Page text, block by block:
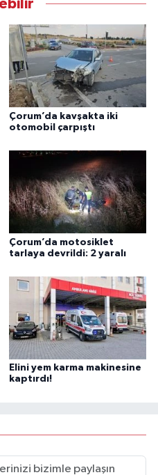
Çorum’da kavşakta iki
otomobil çarpıştı
Çorum’da motosiklet
tarlaya devrildi: 2 yaralı
Elini yem karma makinesine
kaptırdı!